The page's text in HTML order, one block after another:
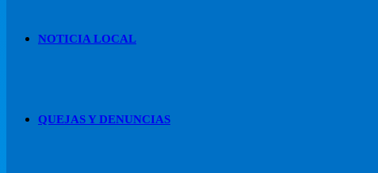
NOTICIA LOCAL
QUEJAS Y DENUNCIAS